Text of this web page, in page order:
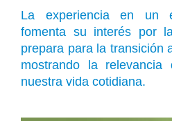
La experiencia en un
fomenta su interés por
prepara para la transición
mostrando la
nuestra vida cotidiana.